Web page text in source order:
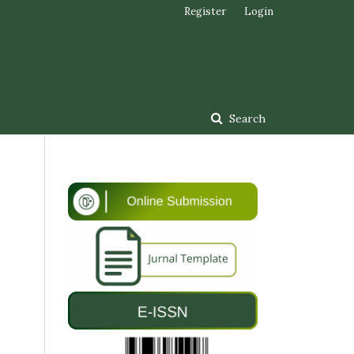
Search
Register Login